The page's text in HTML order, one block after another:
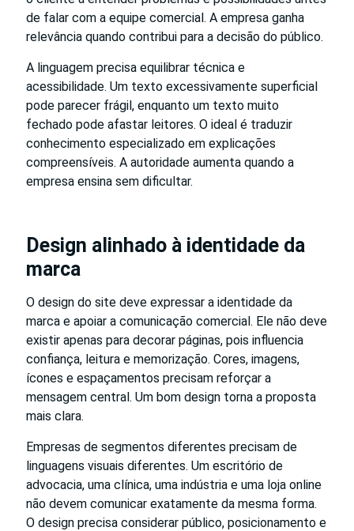
de falar com a equipe comercial. A empresa ganha
relevância quando contribui para a decisão do público.
A linguagem precisa equilibrar técnica e
acessibilidade. Um texto excessivamente superficial
pode parecer frágil, enquanto um texto muito
fechado pode afastar leitores. O ideal é traduzir
conhecimento especializado em explicações
compreensíveis. A autoridade aumenta quando a
empresa ensina sem dificultar.
Design alinhado à identidade da
marca
O design do site deve expressar a identidade da
marca e apoiar a comunicação comercial. Ele não deve
existir apenas para decorar páginas, pois influencia
confiança, leitura e memorização. Cores, imagens,
ícones e espaçamentos precisam reforçar a
mensagem central. Um bom design torna a proposta
mais clara.
Empresas de segmentos diferentes precisam de
linguagens visuais diferentes. Um escritório de
advocacia, uma clínica, uma indústria e uma loja online
não devem comunicar exatamente da mesma forma.
O design precisa considerar público, posicionamento e